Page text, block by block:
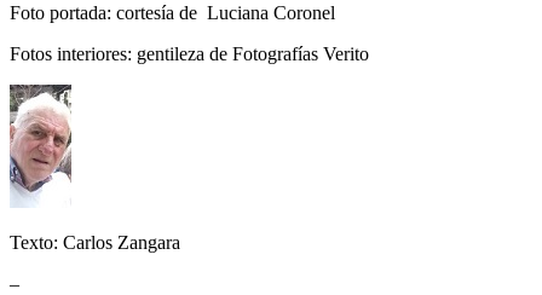
Foto portada: cortesía de Luciana Coronel
Fotos interiores: gentileza de Fotografías Verito
Texto: Carlos Zangara
–